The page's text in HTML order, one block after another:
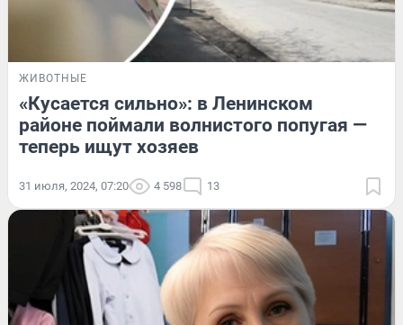
ЖИВОТНЫЕ
«Кусается сильно»: в Ленинском
районе поймали волнистого попугая —
теперь ищут хозяев
31 июля, 2024, 07:20 4 598 13